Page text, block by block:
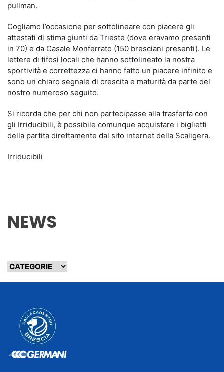
pullman.
Cogliamo l’occasione per sottolineare con piacere gli
attestati di stima giunti da Trieste (dove eravamo presenti
in 70) e da Casale Monferrato (150 bresciani presenti). Le
lettere di tifosi locali che hanno sottolineato la nostra
sportività e correttezza ci hanno fatto un piacere infinito e
sono un chiaro segnale di crescita e maturità da parte del
nostro numeroso seguito.
Si ricorda che per chi non partecipasse alla trasferta con
gli Irriducibili, è possibile comunque acquistare i biglietti
della partita direttamente dal sito internet della Scaligera.
Irriducibili
NEWS